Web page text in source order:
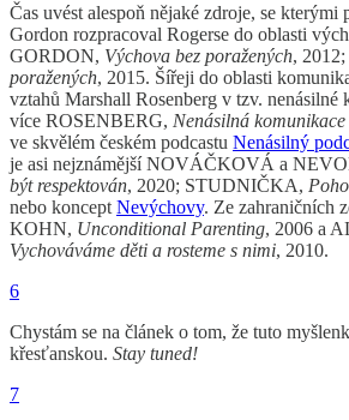
Čas uvést alespoň nějaké zdroje, se kterými
Gordon rozpracoval Rogerse do oblasti
GORDON, Výchova bez poražených,
poražených, 2015. Šířeji do oblasti
vztahů Marshall Rosenberg v tzv. nenásilné
více ROSENBERG, Nenásilná
ve skvělém českém podcastu Nenásilný
je asi nejznámější NOVÁČKOVÁ a
být respektován, 2020; STUDNIČKA,
nebo koncept Nevýchovy. Ze zahraničních
KOHN, Unconditional Parenting, 2006 a
Vychováváme děti a rosteme s nimi, 2010.
6
Chystám se na článek o tom, že tuto
křesťanskou. Stay tuned!
7